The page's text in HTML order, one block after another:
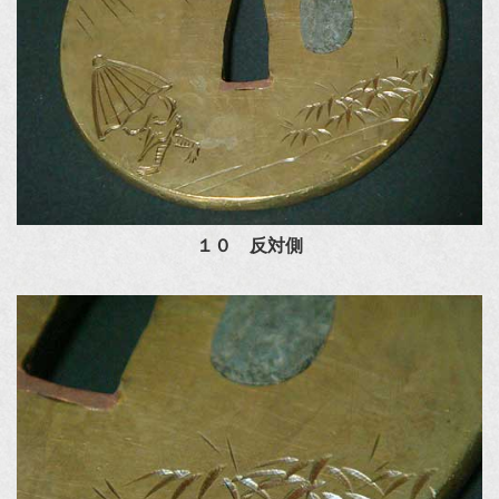
１０ 反対側